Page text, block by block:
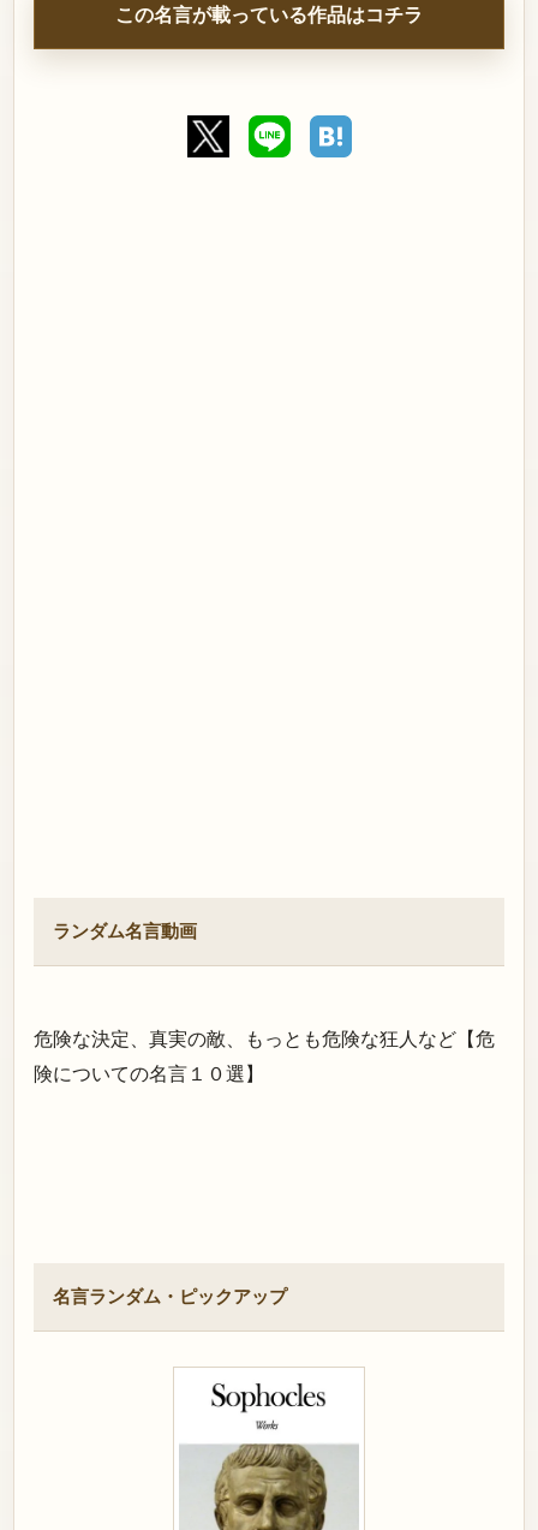
この名言が載っている作品はコチラ
ランダム名言動画
危険な決定、真実の敵、もっとも危険な狂人など【危
険についての名言１０選】
名言ランダム・ピックアップ